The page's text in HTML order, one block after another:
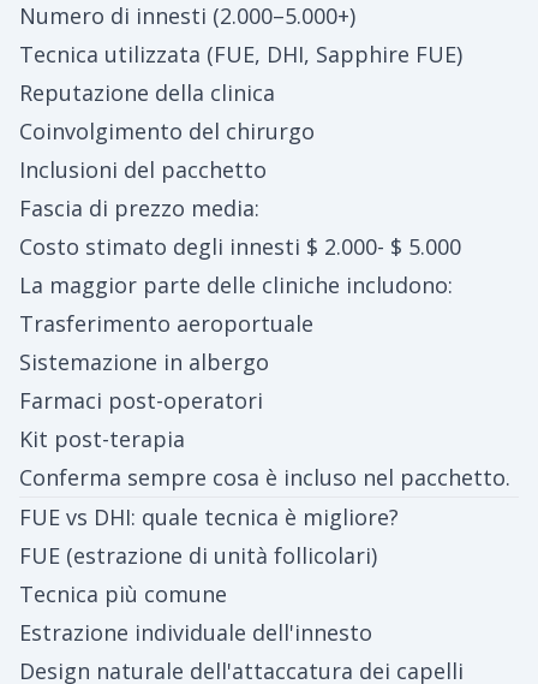
Numero di innesti (2.000–5.000+)
Tecnica utilizzata (FUE, DHI, Sapphire FUE)
Reputazione della clinica
Coinvolgimento del chirurgo
Inclusioni del pacchetto
Fascia di prezzo media:
Costo stimato degli innesti $ 2.000- $ 5.000
La maggior parte delle cliniche includono:
Trasferimento aeroportuale
Sistemazione in albergo
Farmaci post-operatori
Kit post-terapia
Conferma sempre cosa è incluso nel pacchetto.
FUE vs DHI: quale tecnica è migliore?
FUE (estrazione di unità follicolari)
Tecnica più comune
Estrazione individuale dell'innesto
Design naturale dell'attaccatura dei capelli